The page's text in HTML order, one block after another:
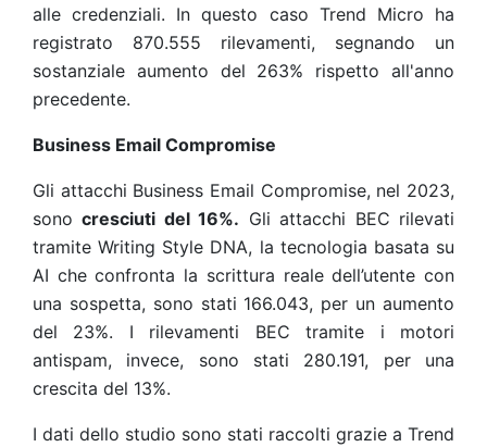
alle credenziali. In questo caso Trend Micro ha
registrato 870.555 rilevamenti, segnando un
sostanziale aumento del 263% rispetto all'anno
precedente.
Business Email Compromise
Gli attacchi Business Email Compromise, nel 2023,
sonocresciuti del 16%. Gli attacchi BEC rilevati
tramite Writing Style DNA, la tecnologia basata su
AI che confronta la scrittura reale dell’utente con
una sospetta, sono stati 166.043, per un aumento
del 23%. I rilevamenti BEC tramite i motori
antispam, invece, sono stati 280.191, per una
crescita del 13%.
I dati dello studio sono stati raccolti grazie a Trend